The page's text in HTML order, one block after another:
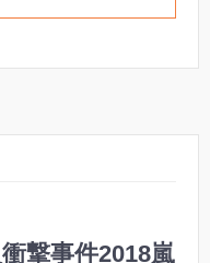
撃事件2018嵐